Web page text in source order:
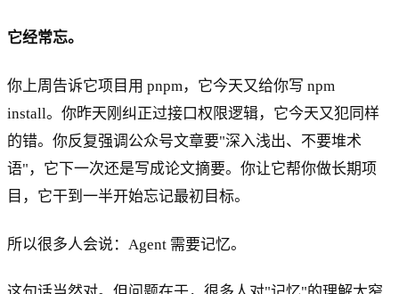
它经常忘。
你上周告诉它项目用 pnpm，它今天又给你写 npm
install。你昨天刚纠正过接口权限逻辑，它今天又犯同样
的错。你反复强调公众号文章要"深入浅出、不要堆术
语"，它下一次还是写成论文摘要。你让它帮你做长期项
目，它干到一半开始忘记最初目标。
所以很多人会说：Agent 需要记忆。